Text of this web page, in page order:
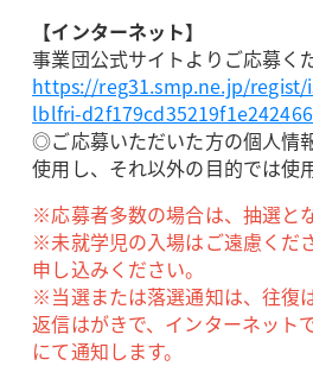
【インターネット】
事業団公式サイトよりご応募く
https://reg31.smp.ne.jp/regist/
lblfri-
◎ご応募いただいた方の個人情
使用し、それ以外の目的では使
※応募者多数の場合は、抽選と
※未就学児の入場はご遠慮くだ
申し込みください。
※当選または落選通知は、往復
返信はがきで、インターネット
にて通知します。